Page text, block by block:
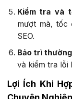
Kiểm tra và
mượt mà, tốc
SEO.
Bảo trì
và kiểm tra lỗi
Lợi Ích Khi